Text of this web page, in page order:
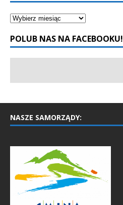
POLUB NAS NA FACEBOOKU!
NASZE SAMORZĄDY: